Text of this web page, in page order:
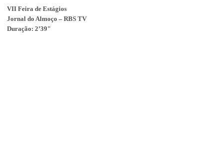
VII Feira de Estágios
Jornal do Almoço – RBS TV
Duração: 2’39"